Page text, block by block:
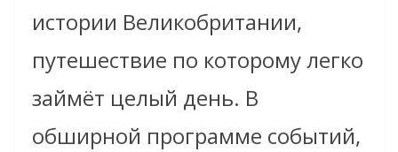
истории Великобритании,
путешествие по которому легко
займёт целый день. В
обширной программе событий,